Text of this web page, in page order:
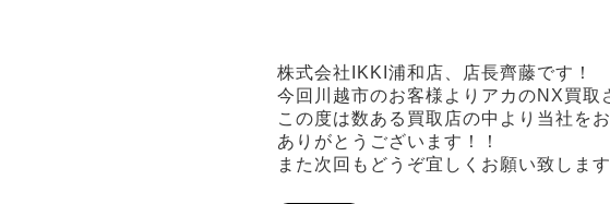
株式会社IKKI浦和店、店長齊藤です！
今回川越市のお客様よりアカのNX買取
この度は数ある買取店の中より当社を
ありがとうございます！！
また次回もどうぞ宜しくお願い致します